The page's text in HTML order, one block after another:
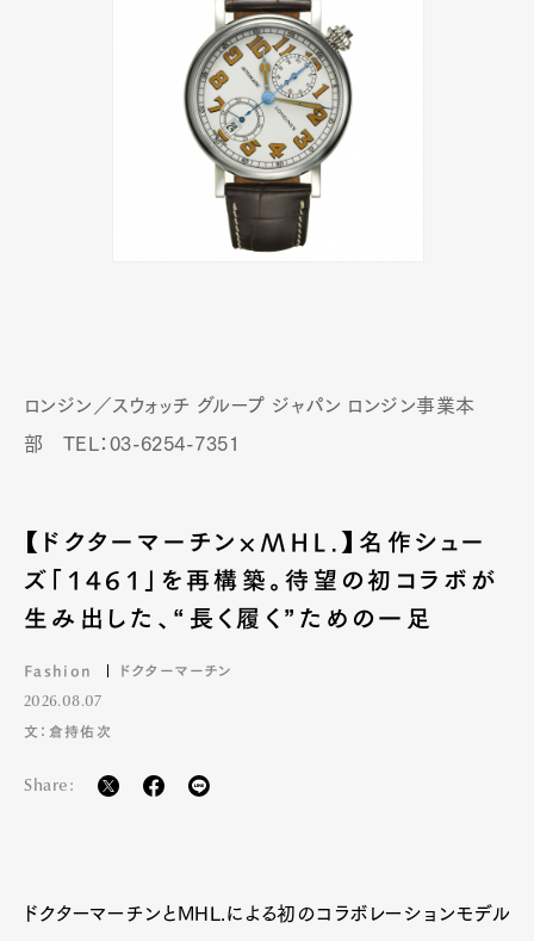
ロンジン／スウォッチ グループ ジャパン ロンジン事業本
部 TEL：03-6254-7351
【ドクターマーチン×MHL.】名作シュー
ズ「1461」を再構築。待望の初コラボが
生み出した、“長く履く”ための一足
Fashion ドクターマーチン
2026.08.07
文：倉持佑次
Share:
ドクターマーチンとMHL.による初のコラボレーションモデル